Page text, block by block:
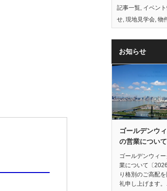
記事一覧, イベン
せ, 現地見学会, 物
お知らせ
ゴールデンウ
の営業について
ゴールデンウィ
業について〔
り格別のご高配
礼申し上げます